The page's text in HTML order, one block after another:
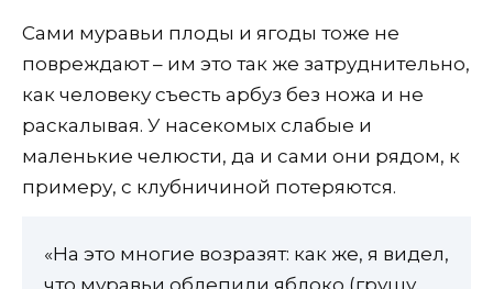
Сами муравьи плоды и ягоды тоже не
повреждают – им это так же затруднительно,
как человеку съесть арбуз без ножа и не
раскалывая. У насекомых слабые и
маленькие челюсти, да и сами они рядом, к
примеру, с клубничиной потеряются.
«На это многие возразят: как же, я видел,
что муравьи облепили яблоко (грушу,